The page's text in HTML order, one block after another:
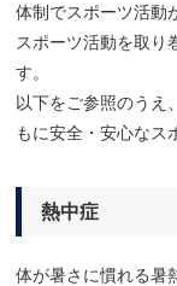
体制でスポーツ活動
スポーツ活動を取り
す。
以下をご参照のうえ
もに安全・安心なス
熱中症
体が暑さに慣れる暑